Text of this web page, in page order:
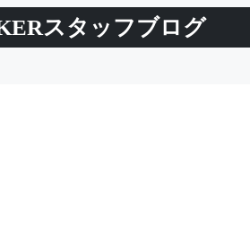
スタッフブログ